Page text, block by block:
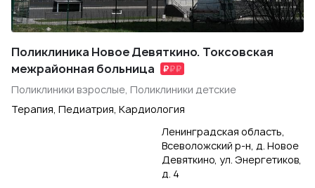
Поликлиника Новое Девяткино. Токсовская
межрайонная больница
Поликлиники взрослые, Поликлиники детские
Терапия, Педиатрия, Кардиология
Ленинградская область,
Всеволожский р-н, д. Новое
Девяткино, ул. Энергетиков,
д. 4